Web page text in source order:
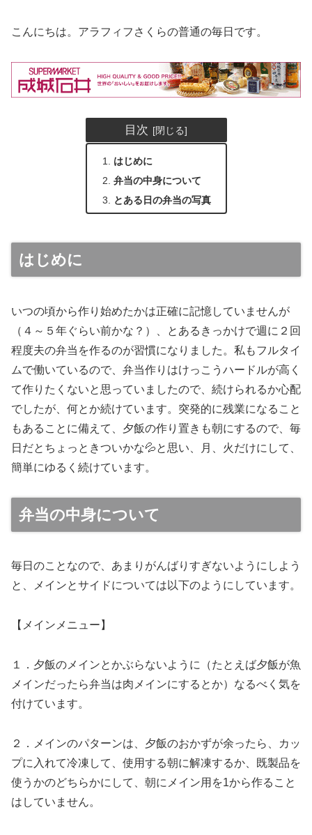
こんにちは。アラフィフさくらの普通の毎日です。
目次
はじめに
弁当の中身について
とある日の弁当の写真
はじめに
いつの頃から作り始めたかは正確に記憶していませんが
（４～５年ぐらい前かな？）、とあるきっかけで週に２回
程度夫の弁当を作るのが習慣になりました。私もフルタイ
ムで働いているので、弁当作りはけっこうハードルが高く
て作りたくないと思っていましたので、続けられるか心配
でしたが、何とか続けています。突発的に残業になること
もあることに備えて、夕飯の作り置きも朝にするので、毎
日だとちょっときついかな💦と思い、月、火だけにして、
簡単にゆるく続けています。
弁当の中身について
毎日のことなので、あまりがんばりすぎないようにしよう
と、メインとサイドについては以下のようにしています。
【メインメニュー】
１．夕飯のメインとかぶらないように（たとえば夕飯が魚
メインだったら弁当は肉メインにするとか）なるべく気を
付けています。
２．メインのパターンは、夕飯のおかずが余ったら、カッ
プに入れて冷凍して、使用する朝に解凍するか、既製品を
使うかのどちらかにして、朝にメイン用を1から作ること
はしていません。